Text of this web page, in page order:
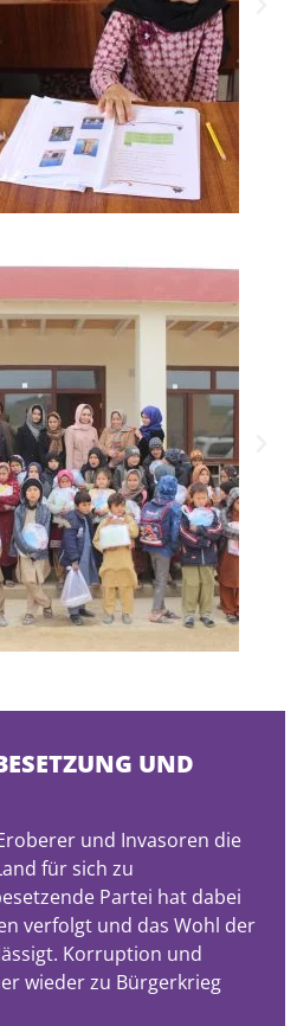
UND
und Invasoren die
für sich zu
Partei hat dabei
verfolgt und das Wohl der
Korruption und
wieder zu Bürgerkrieg